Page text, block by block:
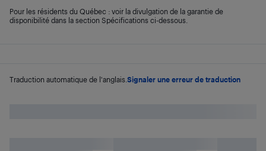
Traduction automatique de l'anglais. Signaler une erreur de traduction
Pour les résidents du Québec : voir la divulgation de la garantie de
disponibilité dans la section Spécifications ci-dessous.